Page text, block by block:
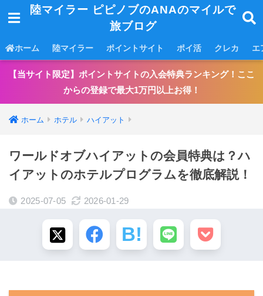
陸マイラー ピピノブのANAのマイルで
旅ブログ
ホーム 陸マイラー ポイントサイト ポイ活 クレカ エ
【当サイト限定】ポイントサイトの入会特典ランキング！ここ
からの登録で最大1万円以上お得！
ホーム ホテル ハイアット
ワールドオブハイアットの会員特典は？ハ
イアットのホテルプログラムを徹底解説！
2025-07-05 2026-01-29